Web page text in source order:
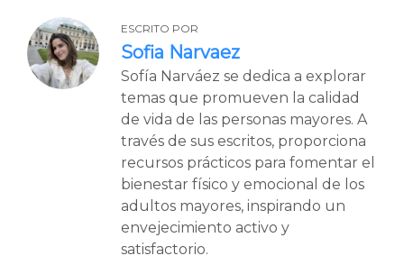
ESCRITO POR
Sofia Narvaez
Sofía Narváez se dedica a explorar
temas que promueven la calidad
de vida de las personas mayores. A
través de sus escritos, proporciona
recursos prácticos para fomentar el
bienestar físico y emocional de los
adultos mayores, inspirando un
envejecimiento activo y
satisfactorio.